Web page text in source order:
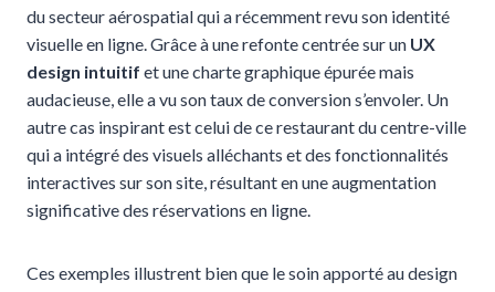
du secteur aérospatial qui a récemment revu son identité
visuelle en ligne. Grâce à une refonte centrée sur un UX
design intuitif et une charte graphique épurée mais
audacieuse, elle a vu son taux de conversion s’envoler. Un
autre cas inspirant est celui de ce restaurant du centre-ville
qui a intégré des visuels alléchants et des fonctionnalités
interactives sur son site, résultant en une augmentation
significative des réservations en ligne.
Ces exemples illustrent bien que le soin apporté au design